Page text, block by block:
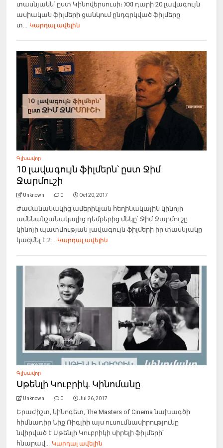
տասնյակն՝ ըստ Կինովերսուսի։ XXI դարի 20 լավագույն
ասիական ֆիլմերի ցանկում ընդգրկված ֆիլմերը
տ... Կարդալ ավելին
Գլխավոր
10 լավագույն ֆիլմերն՝ ըստ Ջիմ
Ջարմուշի
Unknown 0 Oct 20, 2017
Ժամանակակից ամերիկյան հեղինակային կինոյի
ամենանշանակալից դեմքերից մեկը՝ Ջիմ Ջարմուշը
կինոյի պատմության լավագույն ֆիլմերի իր տասնյակը
կազմել է 2... Կարդալ ավելին
Գլխավոր
Սթենլի Կուբրիկ. Կինոմանը
Unknown 0 Jul 26, 2017
Երաժիշտ, կինոգետ, The Masters of Cinema նախագծի
հիմնադիր Նիք Ռիգլիի այս ուսումնասիրությունը
նվիրված է Սթենլի Կուբրիկի սիրելի ֆիլմերի՝
հնարավ... Կարդալ ավելին